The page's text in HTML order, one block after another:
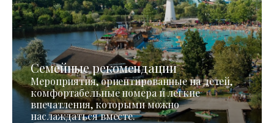
Семейные рекомендации
Мероприятия, ориентированные на детей,
комфортабельные номера и легкие
впечатления, которыми можно
наслаждаться вместе.